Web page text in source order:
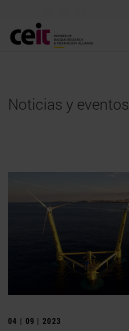
Noticias y eventos
04 | 09 | 2023